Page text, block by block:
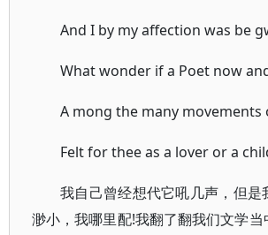
And I by my affection was be
What wonder if a Poet now
A mong the many movements
Felt for thee as a lover or a
我自己曾经想代它吼几声，但是
渺小，我哪里配!我翻了翻我们文学当